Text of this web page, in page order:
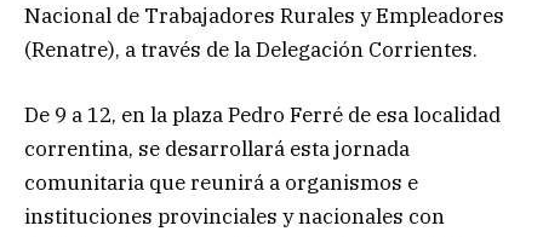
Nacional de Trabajadores Rurales y Empleadores
(Renatre), a través de la Delegación Corrientes.
De 9 a 12, en la plaza Pedro Ferré de esa localidad
correntina, se desarrollará esta jornada
comunitaria que reunirá a organismos e
instituciones provinciales y nacionales con